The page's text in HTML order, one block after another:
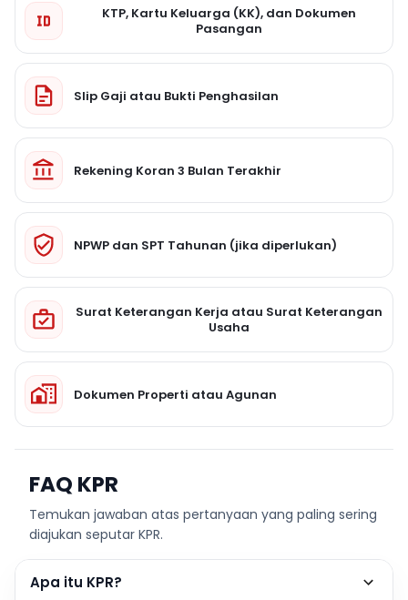
KTP, Kartu Keluarga (KK), dan Dokumen
Pasangan
Slip Gaji atau Bukti Penghasilan
Rekening Koran 3 Bulan Terakhir
NPWP dan SPT Tahunan (jika diperlukan)
Surat Keterangan Kerja atau Surat Keterangan
Usaha
Dokumen Properti atau Agunan
FAQ KPR
Temukan jawaban atas pertanyaan yang paling sering
diajukan seputar KPR.
Apa itu KPR?